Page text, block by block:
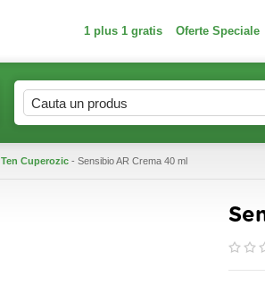
1 plus 1 gratis Oferte Speciale
Ten Cuperozic - Sensibio AR Crema 40 ml